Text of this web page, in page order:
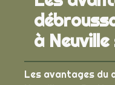
à
Les avantages du